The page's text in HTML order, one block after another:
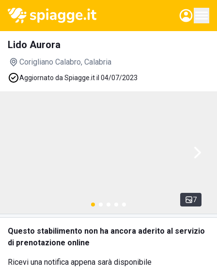
Lido Aurora
Corigliano Calabro, Calabria
Aggiornato da Spiagge.it il 04/07/2023
7
Questo stabilimento non ha ancora aderito al servizio
di prenotazione online
Ricevi una notifica appena sarà disponibile